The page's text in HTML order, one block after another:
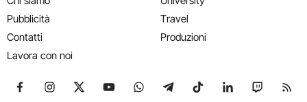
Pubblicità
Contatti
Lavora con noi
Travel
Produzioni
Seguici su Facebook
Seguici su Instagram
Seguici su X
Seguici su YouTube
Seguici su WhatsApp
Seguici su Telegram
Seguici su TikTok
Seguici su
Seguici